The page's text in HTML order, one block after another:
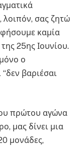
σας ζητώ
καμία
25ης Ιουνίου.
ο
βαριέσαι
πρώτου αγώνα
μας δίνει μια
μονάδες,